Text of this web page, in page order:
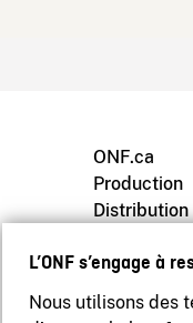
L’ONF s’engage à
Nous utilisons des
ONF.ca
Production
Distribution
Archives